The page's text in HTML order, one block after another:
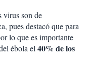
virus son de
pues destacó que para
lo que es importante
ébola el40% de los